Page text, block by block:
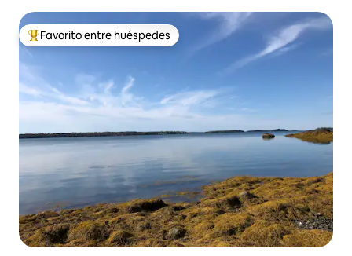
Favorito entre los huéspedes más destacados
Favorito entre huéspedes